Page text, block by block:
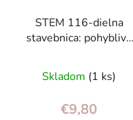
STEM 116-dielna
stavebnica: pohyblivé
dobíjacím USB
motorom pre deti
Skladom (1 ks)
€9,80